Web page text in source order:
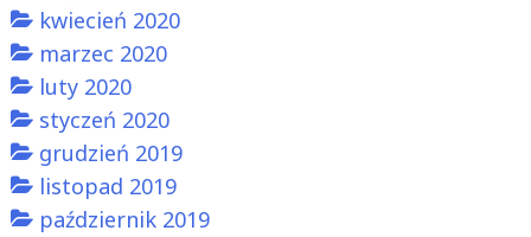
kwiecień 2020
marzec 2020
luty 2020
styczeń 2020
grudzień 2019
listopad 2019
październik 2019